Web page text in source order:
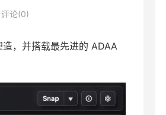
评论(0)
，并搭载最先进的 ADAA